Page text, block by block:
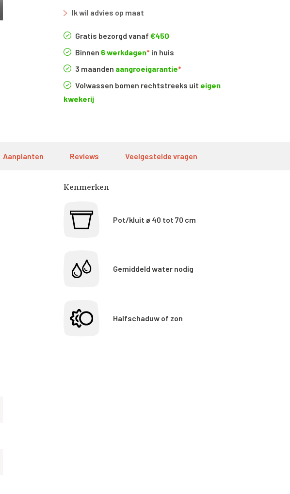
Ik wil advies op maat
Gratis bezorgd vanaf €450
Binnen 6 werkdagen* in huis
3 maanden aangroeigarantie*
Volwassen bomen rechtstreeks uit eigen
kwekerij
Aanplanten Reviews Veelgestelde vragen
Kenmerken
Pot/kluit ø 40 tot 70 cm
Gemiddeld water nodig
Halfschaduw of zon